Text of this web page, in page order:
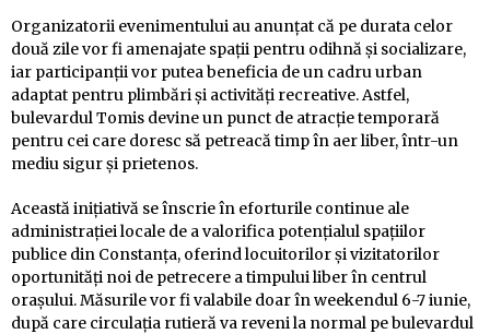
Organizatorii evenimentului au anunțat că pe durata celor
două zile vor fi amenajate spații pentru odihnă și socializare,
iar participanții vor putea beneficia de un cadru urban
adaptat pentru plimbări și activități recreative. Astfel,
bulevardul Tomis devine un punct de atracție temporară
pentru cei care doresc să petreacă timp în aer liber, într-un
mediu sigur și prietenos.
Această inițiativă se înscrie în eforturile continue ale
administrației locale de a valorifica potențialul spațiilor
publice din Constanța, oferind locuitorilor și vizitatorilor
oportunități noi de petrecere a timpului liber în centrul
orașului. Măsurile vor fi valabile doar în weekendul 6-7 iunie,
după care circulația rutieră va reveni la normal pe bulevardul